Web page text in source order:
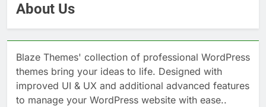
About Us
Blaze Themes' collection of professional WordPress
themes bring your ideas to life. Designed with
improved UI & UX and additional advanced features
to manage your WordPress website with ease..